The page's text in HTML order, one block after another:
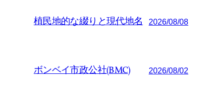
植民地的な綴りと現代地名 2026/08/08
ボンベイ市政公社(BMC) 2026/08/02